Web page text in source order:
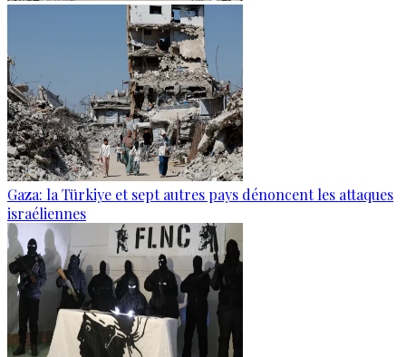
Gaza: la Türkiye et sept autres pays dénoncent les attaques
israéliennes